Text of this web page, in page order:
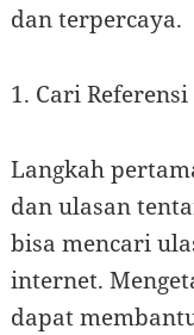
dan terpercaya.
1. Cari
Langkah
dan ulasan
bisa mencari
internet.
dapat